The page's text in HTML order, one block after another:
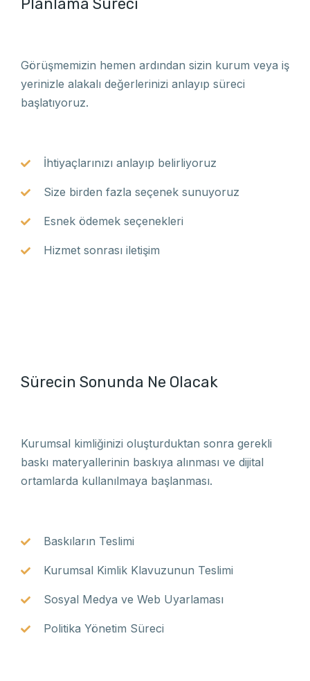
Planlama Süreci
Görüşmemizin hemen ardından sizin kurum veya iş
yerinizle alakalı değerlerinizi anlayıp süreci
başlatıyoruz.
İhtiyaçlarınızı anlayıp belirliyoruz
Size birden fazla seçenek sunuyoruz
Esnek ödemek seçenekleri
Hizmet sonrası iletişim
Sürecin Sonunda Ne Olacak
Kurumsal kimliğinizi oluşturduktan sonra gerekli
baskı materyallerinin baskıya alınması ve dijital
ortamlarda kullanılmaya başlanması.
Baskıların Teslimi
Kurumsal Kimlik Klavuzunun Teslimi
Sosyal Medya ve Web Uyarlaması
Politika Yönetim Süreci